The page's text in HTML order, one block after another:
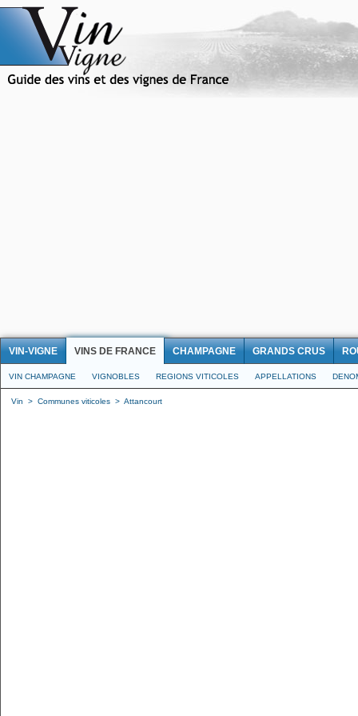
VIN-VIGNE VINS DE FRANCE CHAMPAGNE GRANDS CRUS
VIN CHAMPAGNE VIGNOBLES REGIONS VITICOLES APPELLATIONS
Vin > Communes viticoles > Attancourt